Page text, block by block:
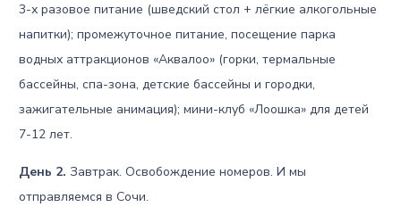
3-х разовое питание (шведский стол + лёгкие алкогольные
напитки); промежуточное питание, посещение парка
водных аттракционов «Аквалоо» (горки, термальные
бассейны, спа-зона, детские бассейны и городки,
зажигательные анимация); мини-клуб «Лоошка» для детей
7-12 лет.
День 2. Завтрак. Освобождение номеров. И мы
отправляемся в Сочи.